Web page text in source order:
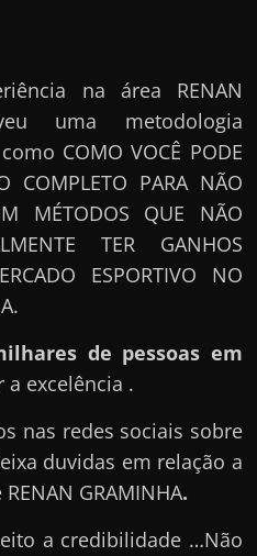
na área RENAN
uma metodologia
COMO VOCÊ PODE
COMPLETO PARA NÃO
MÉTODOS QUE NÃO
TER GANHOS
ESPORTIVO NO
de pessoas em
a excelência .
nas redes sociais sobre
duvidas em relação a
GRAMINHA.
a credibilidade …Não